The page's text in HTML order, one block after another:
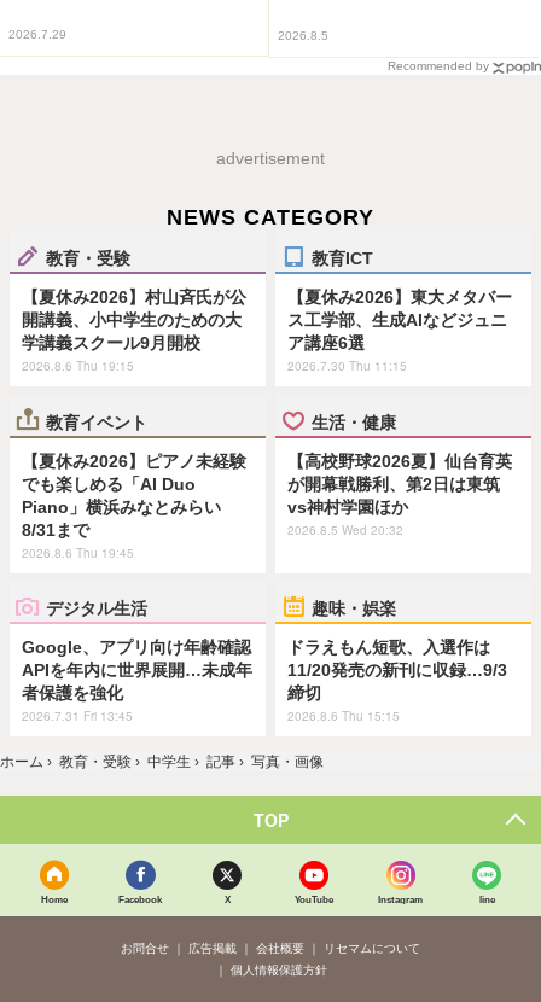
2026.7.29 2026.8.5
Recommended by
advertisement
NEWS CATEGORY
教育・受験
【夏休み2026】村山斉氏が公
開講義、小中学生のための大
学講義スクール9月開校
2026.8.6 Thu 19:15
教育ICT
【夏休み2026】東大メタバー
ス工学部、生成AIなどジュニ
ア講座6選
2026.7.30 Thu 11:15
教育イベント
【夏休み2026】ピアノ未経験
でも楽しめる「AI Duo
Piano」横浜みなとみらい
8/31まで
2026.8.6 Thu 19:45
生活・健康
【高校野球2026夏】仙台育英
が開幕戦勝利、第2日は東筑
vs神村学園ほか
2026.8.5 Wed 20:32
デジタル生活
Google、アプリ向け年齢確認
APIを年内に世界展開…未成年
者保護を強化
2026.7.31 Fri 13:45
趣味・娯楽
ドラえもん短歌、入選作は
11/20発売の新刊に収録…9/3
締切
2026.8.6 Thu 15:15
ホーム › 教育・受験 › 中学生 › 記事 › 写真・画像
TOP
Home Facebook X YouTube Instagram line
お問合せ 広告掲載 会社概要
リセマムについて
個人情報保護方針